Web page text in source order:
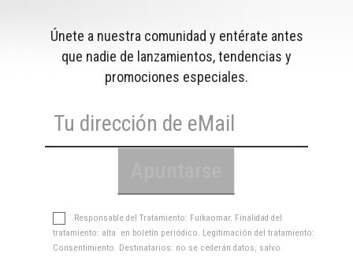
Únete a nuestra comunidad y entérate antes
que nadie de lanzamientos, tendencias y
promociones especiales.
Responsable del Tratamiento: Fuikaomar. Finalidad del
tratamiento: alta en boletín periódico. Legitimación del tratamiento:
Consentimiento. Destinatarios: no se cederán datos, salvo